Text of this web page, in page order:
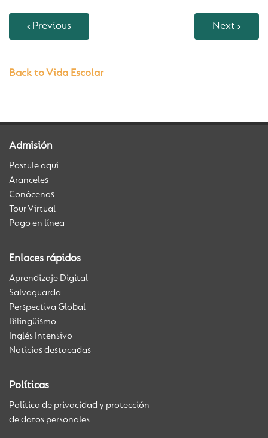
Previous Next
Back to Vida Escolar
Admisión
Postule aquí
Aranceles
Conócenos
Tour Virtual
Pago en línea
Enlaces rápidos
Aprendizaje Digital
Salvaguarda
Perspectiva Global
Bilingüismo
Inglés Intensivo
Noticias destacadas
Políticas
Política de privacidad y protección
de datos personales